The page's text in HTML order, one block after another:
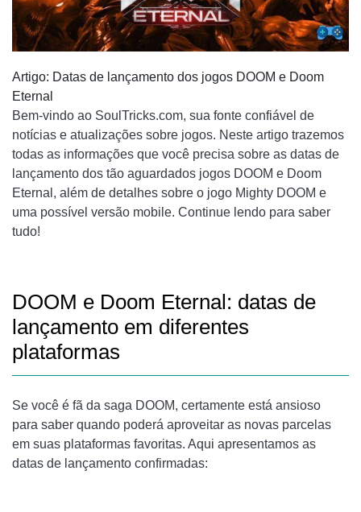
PERGUNTAS FREQUENTES
1. QUAL É A DIFERENÇA ENTRE DOOM E DOOM
ETERNAL?
2. QUAL É O PRÓXIMO PROJETO DOS
DESENVOLVEDORES DO DOOM?
CONCLUSÃO
Artigo: Datas de lançamento dos jogos DOOM e Doom
Eternal
Bem-vindo ao SoulTricks.com, sua fonte confiável de
notícias e atualizações sobre jogos. Neste artigo trazemos
todas as informações que você precisa sobre as datas de
lançamento dos tão aguardados jogos DOOM e Doom
Eternal, além de detalhes sobre o jogo Mighty DOOM e
uma possível versão mobile. Continue lendo para saber
tudo!
DOOM e Doom Eternal: datas de
lançamento em diferentes
plataformas
Se você é fã da saga DOOM, certamente está ansioso
para saber quando poderá aproveitar as novas parcelas
em suas plataformas favoritas. Aqui apresentamos as
datas de lançamento confirmadas: